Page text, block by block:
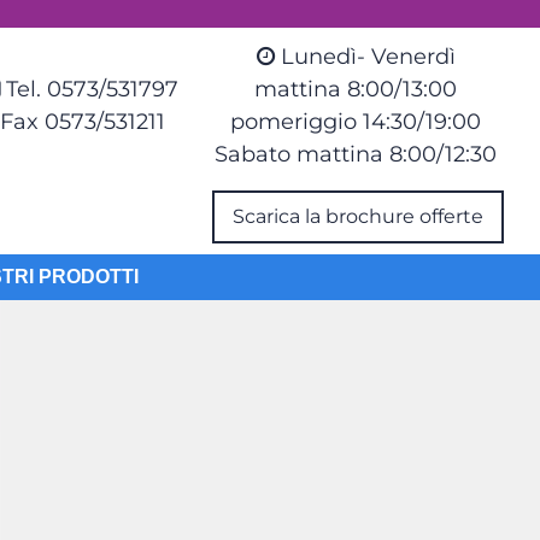
Tel. 0573/531797
Fax 0573/531211
Lunedì- Venerdì
mattina 8:00/13:00
pomeriggio 14:30/19:00
Sabato mattina 8:00/12:30
Scarica la brochure offerte
PRODOTTI